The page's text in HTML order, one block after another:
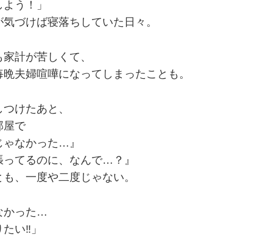
う！」
づけば寝落ちしていた日々。
計が苦しくて、
夫婦喧嘩になってしまったことも。
けたあと、
屋で
ゃなかった…』
ってるのに、なんで…？』
、一度や二度じゃない。
かった…
い‼︎」